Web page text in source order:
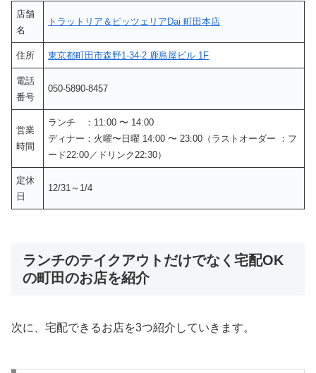
店舗
名
トラットリア＆ピッツェリアDai 町田本店
住所 東京都町田市森野1-34-2 鹿島屋ビル 1F
電話
番号
050-5890-8457
営業
時間
ランチ ：11:00 〜 14:00
ディナー：火曜〜日曜 14:00 〜 23:00（ラストオーダー ：フ
ード22:00／ドリンク22:30）
定休
日
12/31～1/4
ランチのテイクアウトだけでなく宅配OK
の町田のお店を紹介
次に、宅配できるお店を3つ紹介していきます。